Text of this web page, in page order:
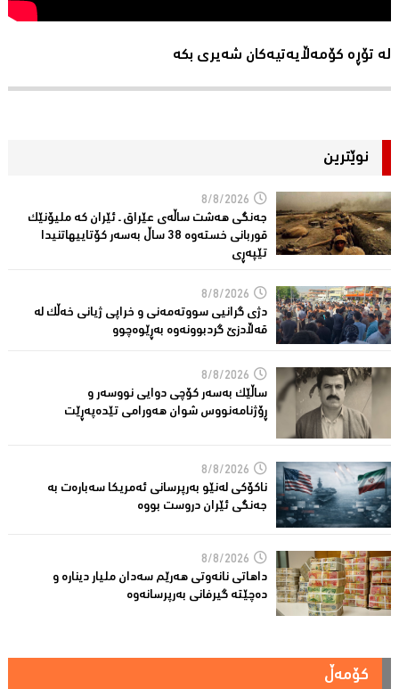
لە تۆڕە کۆمەڵایەتیەکان شەیری بکە
نوێترین
8/8/2026
جەنگی هەشت ساڵەی عێراق ـ ئێران کە ملیۆنێک
قوربانى خستەوە 38 ساڵ بەسەر كۆتاییهاتنیدا
تێپەڕى
8/8/2026
دژی گرانیی سووتەمەنی و خراپی ژیانی خەڵك لە
قەڵادزێ‌ گردبوونەوە بەڕێوەچوو
8/8/2026
ساڵێك بەسەر كۆچی دوایی نووسەر و
ڕۆژنامەنووس شوان هەورامی تێدەپەڕێت
8/8/2026
ناكۆكی لەنێو بەرپرسانى ئەمریكا سەبارەت بە
جەنگی ئێران دروست بووە
8/8/2026
داهاتی نانەوتی هەرێم سەدان ملیار دینارە و
دەچێتە گیرفانی بەرپرسانەوە
کۆمەڵ